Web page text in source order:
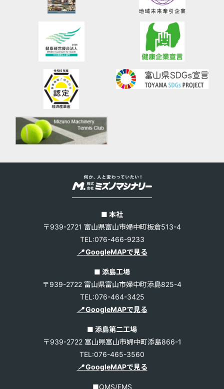
■ 本社
〒939-2721 富山県富山市婦中町板倉513-4
TEL:076-466-9233
📍 GoogleMAPで見る
■ 添島工場
〒939-2722 富山県富山市婦中町添島825-4
TEL:076-464-3425
📍 GoogleMAPで見る
■ 添島第二工場
〒939-2722 富山県富山市婦中町添島866-1
TEL:076-465-3560
📍 GoogleMAPで見る
■QMS/EMS